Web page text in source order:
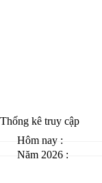
Thống kê truy cập
Hôm nay :
Năm 2026 :